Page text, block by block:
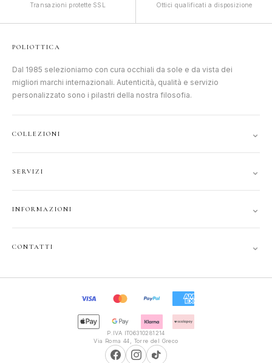
Transazioni protette SSL Ottici qualificati a disposizione
POLIOTTICA
Dal 1985 selezioniamo con cura occhiali da sole e da vista dei
migliori marchi internazionali. Autenticità, qualità e servizio
personalizzato sono i pilastri della nostra filosofia.
COLLEZIONI ⌄
JUNIOR
GIFT CARD
SERVIZI ⌄
SPEDIZIONI
RECESSO
INFORMAZIONI ⌄
CONTATTI ⌄
9:30–13:00, 16:00–20:00
P.IVA IT06310281214
Via Roma 44, Torre del Greco